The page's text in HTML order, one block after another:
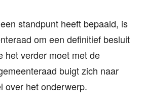
standpunt heeft bepaald, is
om een definitief besluit
het verder moet met de
buigt zich naar
over het onderwerp.